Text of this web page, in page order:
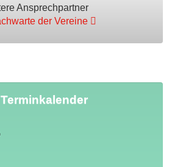
Ansprechpartner
der Vereine
Terminkalender